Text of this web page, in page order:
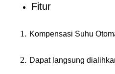
Fitur
Kompensasi Suhu
Dapat langsung